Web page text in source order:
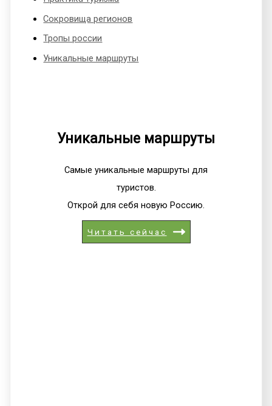
Сокровища регионов
Тропы россии
Уникальные маршруты
Уникальные маршруты
Самые уникальные маршруты для
туристов.
Открой для себя новую Россию.
Читать сейчас